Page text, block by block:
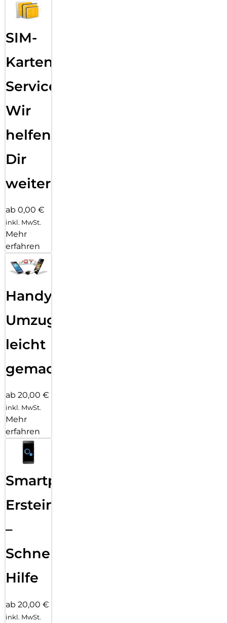
SIM-
Karten
Service:
Wir
helfen
Dir
weiter
ab 0,00 €
inkl. MwSt.
Mehr
erfahren
Handy
Umzug
leicht
gemacht!
ab 20,00 €
inkl. MwSt.
Mehr
erfahren
Smartphone
Ersteinrichtung
–
Schnelle
Hilfe
ab 20,00 €
inkl. MwSt.